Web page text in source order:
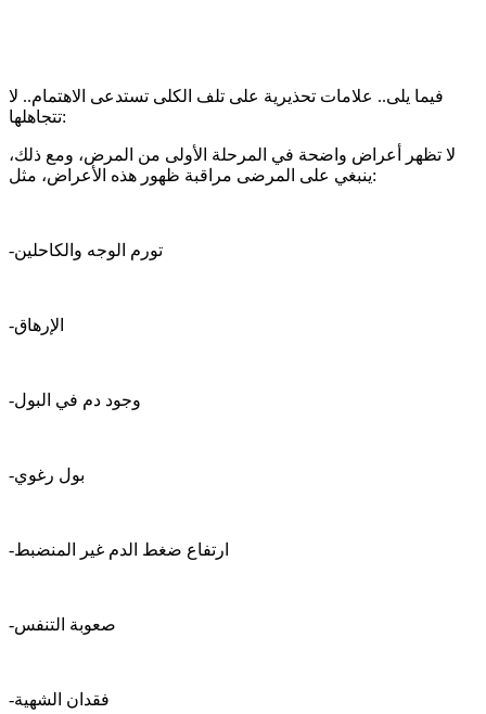
فيما يلى.. علامات تحذيرية على تلف الكلى تستدعى الاهتمام.. لا
تتجاهلها:
لا تظهر أعراض واضحة في المرحلة الأولى من المرض، ومع ذلك،
ينبغي على المرضى مراقبة ظهور هذه الأعراض، مثل:
-تورم الوجه والكاحلين
-الإرهاق
-وجود دم في البول
-بول رغوي
-ارتفاع ضغط الدم غير المنضبط
-صعوبة التنفس
-فقدان الشهية